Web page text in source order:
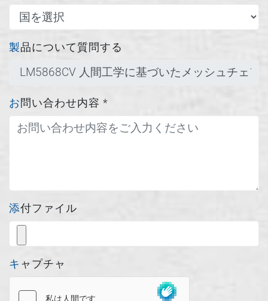
製品について質問する
お問い合わせ内容 *
添付ファイル
キャプチャ